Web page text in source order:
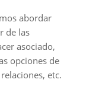
abordar
de las
asociado,
opciones de
etc.